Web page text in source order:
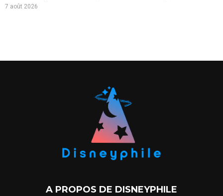
7 août 2026
A PROPOS DE DISNEYPHILE